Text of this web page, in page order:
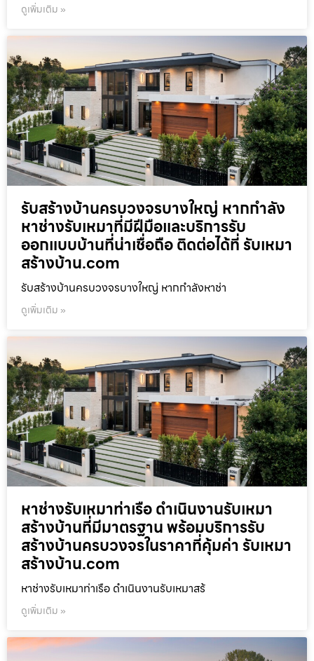
ดูเพิ่มเติม »
รับสร้างบ้านครบวงจรบางใหญ่ หากกำลัง
หาช่างรับเหมาที่มีฝีมือและบริการรับ
ออกแบบบ้านที่น่าเชื่อถือ ติดต่อได้ที่ รับเหมา
สร้างบ้าน.com
รับสร้างบ้านครบวงจรบางใหญ่ หากกำลังหาช่า
ดูเพิ่มเติม »
หาช่างรับเหมาท่าเรือ ดำเนินงานรับเหมา
สร้างบ้านที่มีมาตรฐาน พร้อมบริการรับ
สร้างบ้านครบวงจรในราคาที่คุ้มค่า รับเหมา
สร้างบ้าน.com
หาช่างรับเหมาท่าเรือ ดำเนินงานรับเหมาสร้
ดูเพิ่มเติม »